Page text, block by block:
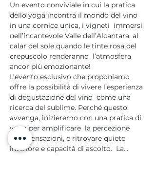
Un evento conviviale in cui la pratica
dello yoga incontra il mondo del vino
in una cornice unica, i vigneti  immersi
nell’incantevole Valle dell’Alcantara, al
calar del sole quando le tinte rosa del
crepuscolo renderanno  l’atmosfera
ancor più emozionante!
L’evento esclusivo che proponiamo
offre la possibilità di vivere l’esperienza
di degustazione del vino  come una
ricerca del sublime. Perché questo
avvenga, inizieremo con una pratica di
yoga per amplificare  la percezione
delle sensazioni, e ritrovare quiete
interiore e capacità di ascolto.  La…